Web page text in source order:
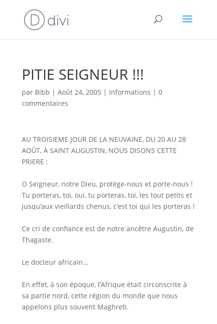
PITIE SEIGNEUR !!!
par Bibb | Août 24, 2005 | Informations | 0
commentaires
AU TROISIEME JOUR DE LA NEUVAINE, DU 20 AU 28
AOÛT, À SAINT AUGUSTIN, NOUS DISONS CETTE
PRIERE :
O Seigneur, notre Dieu, protège-nous et porte-nous !
Tu porteras, toi, oui, tu porteras, toi, les tout petits et
jusqu’aux vieillards chenus, c’est toi qui les porteras !
Ce cri de confiance est de notre ancêtre Augustin, de
Thagaste.
Le docteur africain…
En effet, à son époque, l’Afrique était circonscrite à
sa partie nord, cette région du monde que nous
appelons plus souvent Maghreb.